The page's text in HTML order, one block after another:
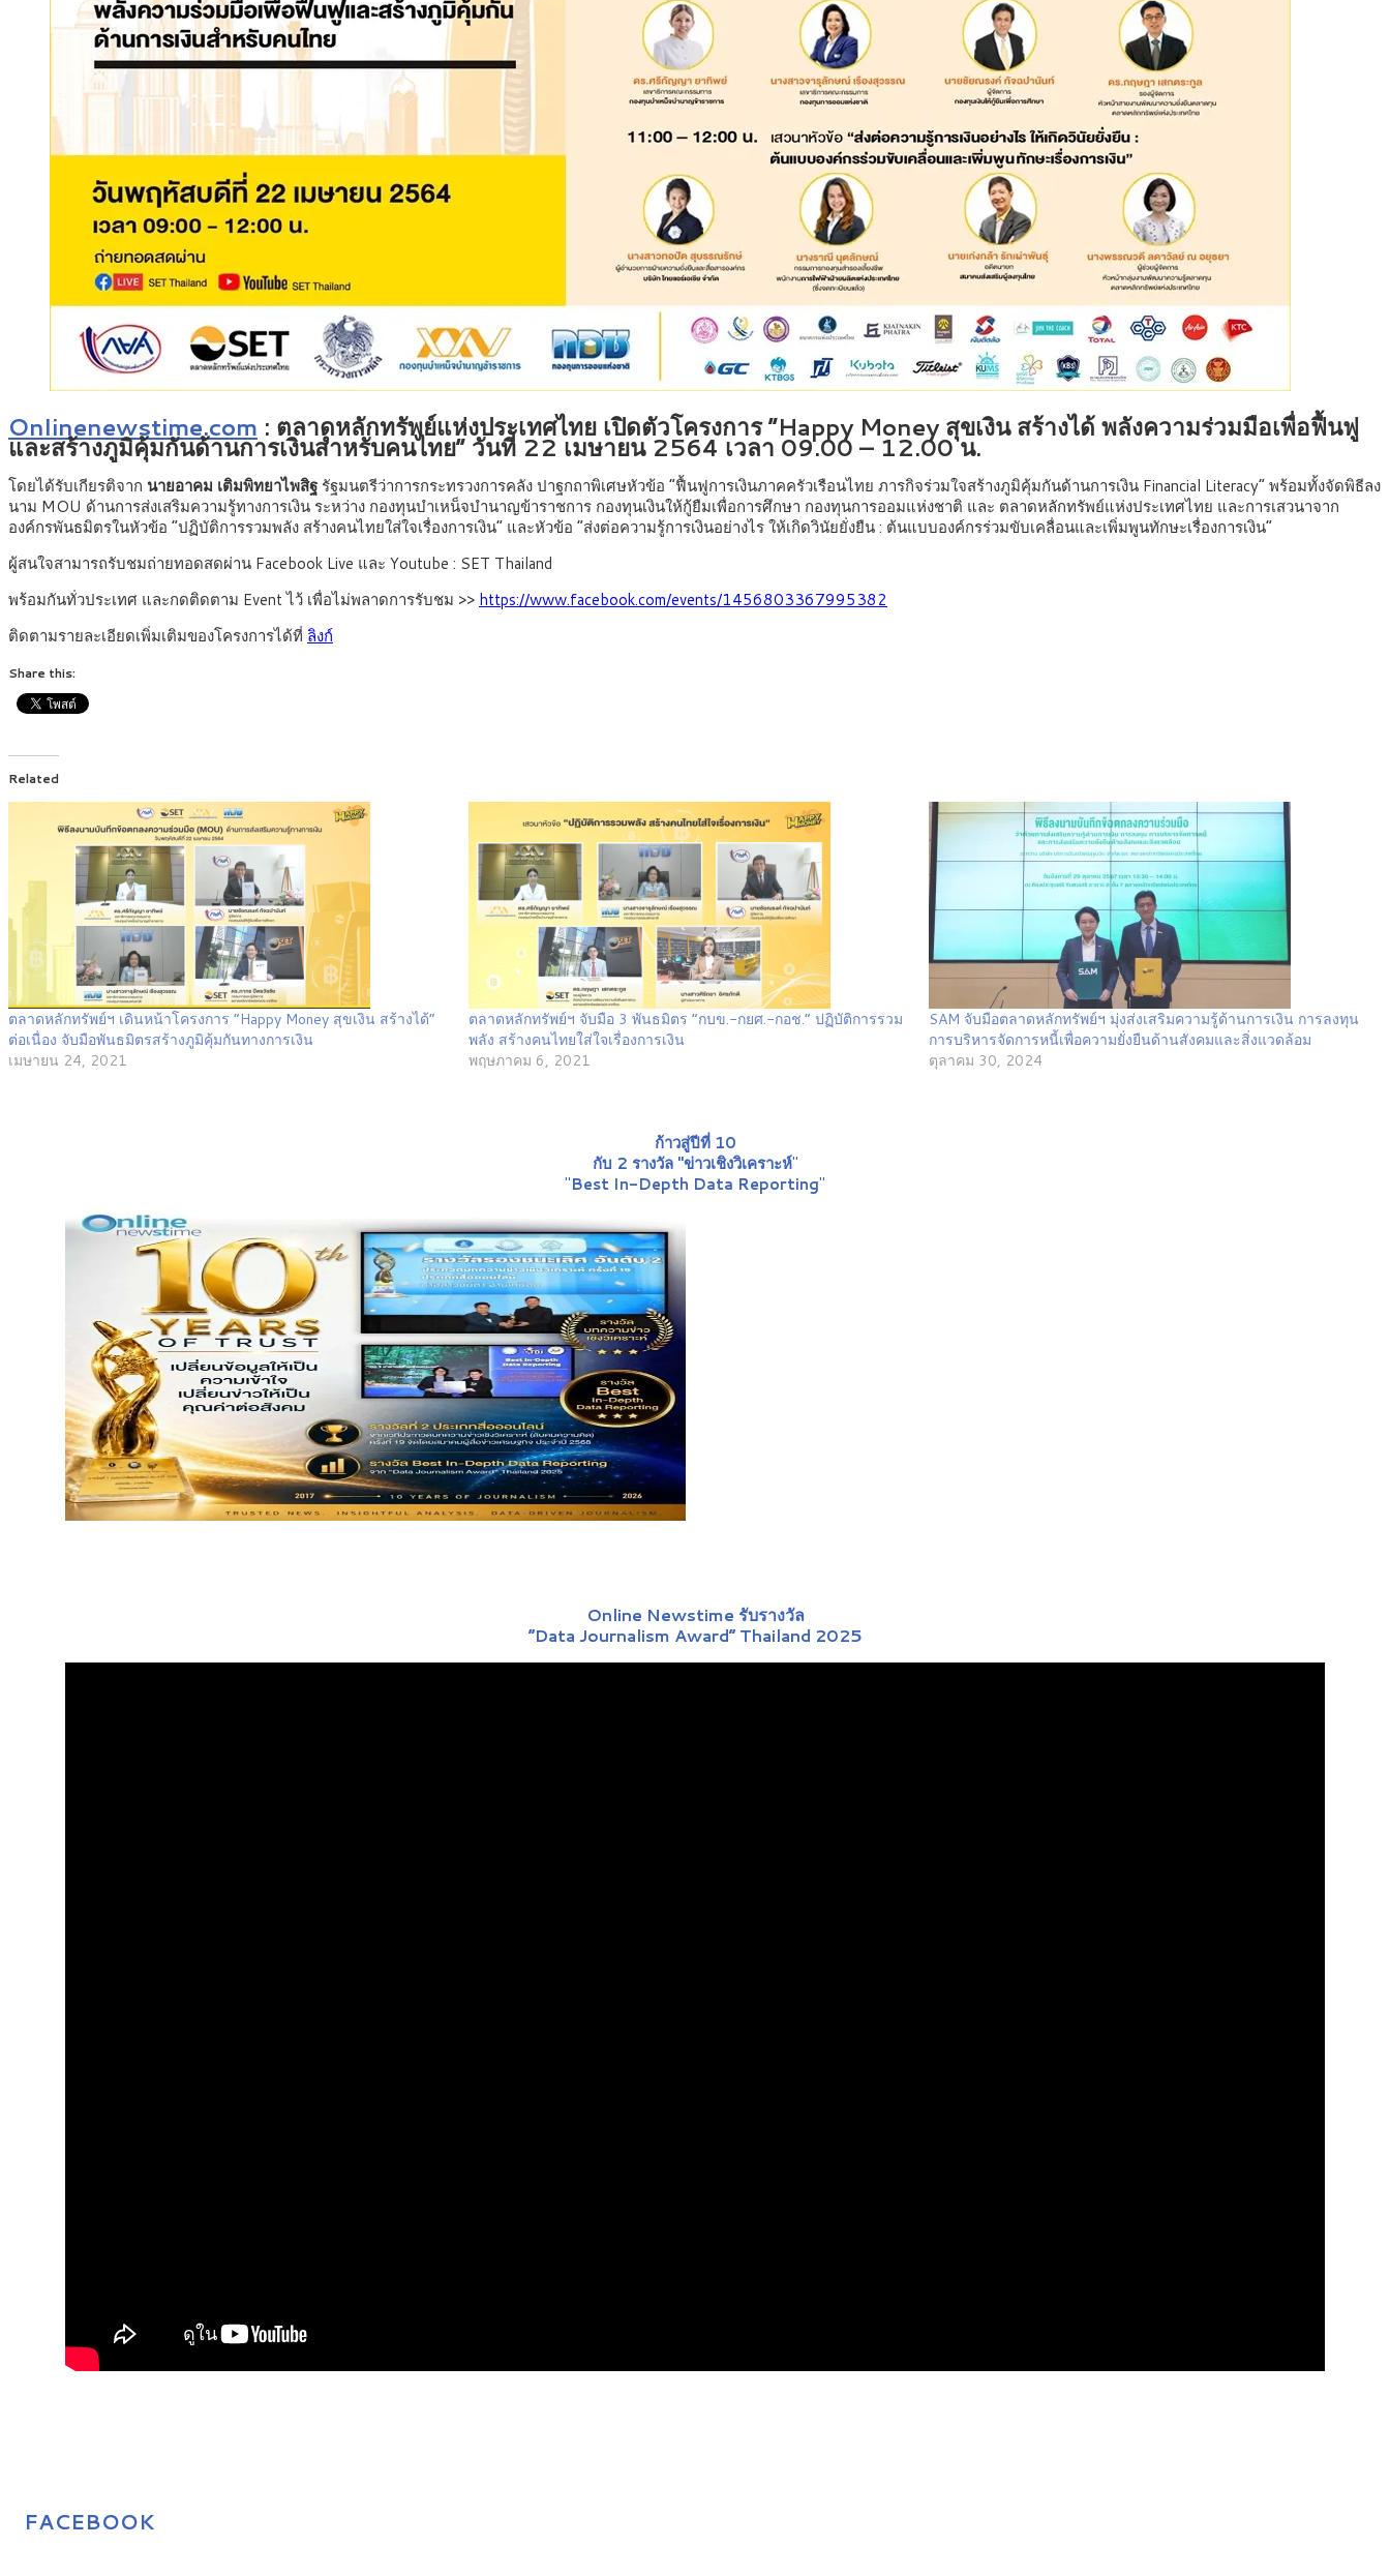
Onlinenewstime.com : ตลาดหลักทรัพย์แห่งประเทศไทย เปิดตัวโครงการ “Happy Money สุขเงิน สร้างได้ พลังความร่วมมือเพื่อฟื้นฟู
และสร้างภูมิคุ้มกันด้านการเงินสำหรับคนไทย” วันที่ 22 เมษายน 2564 เวลา 09.00 – 12.00 น.
โดยได้รับเกียรติจาก นายอาคม เติมพิทยาไพสิฐ รัฐมนตรีว่าการกระทรวงการคลัง ปาฐกถาพิเศษหัวข้อ “ฟื้นฟูการเงินภาคครัวเรือนไทย ภารกิจร่วมใจสร้างภูมิคุ้มกันด้านการเงิน Financial Literacy” พร้อมทั้งจัดพิธีลง
นาม MOU ด้านการส่งเสริมความรู้ทางการเงิน ระหว่าง กองทุนบำเหน็จบำนาญข้าราชการ กองทุนเงินให้กู้ยืมเพื่อการศึกษา กองทุนการออมแห่งชาติ และ ตลาดหลักทรัพย์แห่งประเทศไทย และการเสวนาจาก
องค์กรพันธมิตรในหัวข้อ “ปฏิบัติการรวมพลัง สร้างคนไทยใส่ใจเรื่องการเงิน” และหัวข้อ “ส่งต่อความรู้การเงินอย่างไร ให้เกิดวินัยยั่งยืน : ต้นแบบองค์กรร่วมขับเคลื่อนและเพิ่มพูนทักษะเรื่องการเงิน”
ผู้สนใจสามารถรับชมถ่ายทอดสดผ่าน Facebook Live และ Youtube : SET Thailand
พร้อมกันทั่วประเทศ และกดติดตาม Event ไว้ เพื่อไม่พลาดการรับชม >> https://www.facebook.com/events/1456803367995382
ติดตามรายละเอียดเพิ่มเติมของโครงการได้ที่ ลิงก์
Share this:
Related
ตลาดหลักทรัพย์ฯ เดินหน้าโครงการ “Happy Money สุขเงิน สร้างได้”
ต่อเนื่อง จับมือพันธมิตรสร้างภูมิคุ้มกันทางการเงิน
เมษายน 24, 2021
ตลาดหลักทรัพย์ฯ จับมือ 3 พันธมิตร “กบข.-กยศ.-กอช.” ปฏิบัติการรวม
พลัง สร้างคนไทยใส่ใจเรื่องการเงิน
พฤษภาคม 6, 2021
SAM จับมือตลาดหลักทรัพย์ฯ มุ่งส่งเสริมความรู้ด้านการเงิน การลงทุน
การบริหารจัดการหนี้เพื่อความยั่งยืนด้านสังคมและสิ่งแวดล้อม
ตุลาคม 30, 2024
ก้าวสู่ปีที่ 10
กับ 2 รางวัล "ข่าวเชิงวิเคราะห์"
"Best In-Depth Data Reporting"
Online Newstime รับรางวัล
“Data Journalism Award” Thailand 2025
FACEBOOK